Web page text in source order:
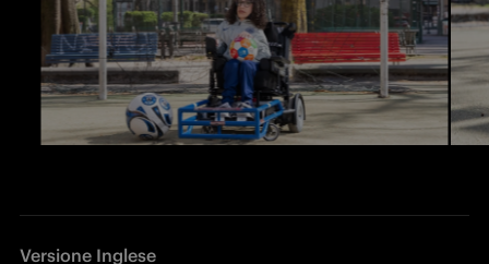
Versione Inglese